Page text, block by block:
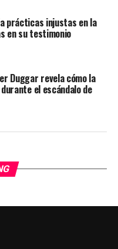
prácticas injustas en la
en su testimonio
Duggar revela cómo la
el escándalo de